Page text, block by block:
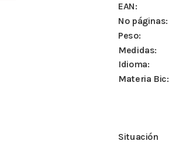
EAN:
Nº páginas:
Peso:
Medidas:
Idioma:
Materia Bic:
Situación